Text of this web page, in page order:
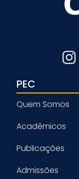
PEC
Quem Somos
Acadêmicos
Publicações
Admissões